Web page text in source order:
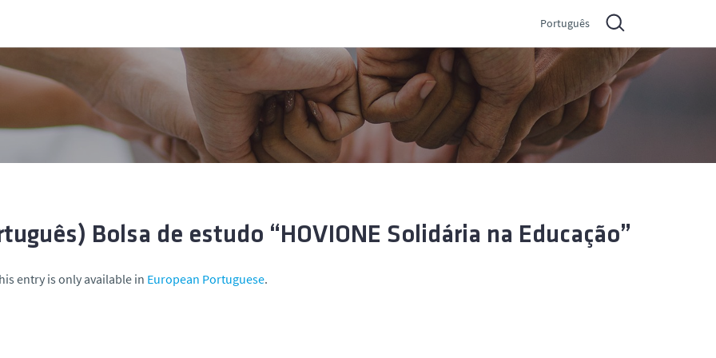
Português
Bolsa de estudo “HOVIONE Solidária na Educação”
entry is only available in European Portuguese.